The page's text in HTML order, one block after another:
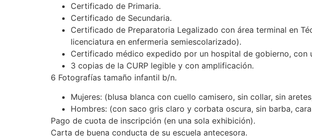
Certificado de Primaria.
Certificado de Secundaria.
Certificado de Preparatoria Legalizado con área terminal en
licenciatura en enfermeria semiescolarizado).
Certificado médico expedido por un hospital de gobierno, con
3 copias de la CURP legible y con amplificación.
6 Fotografías tamaño infantil b/n.
Mujeres: (blusa blanca con cuello camisero, sin collar, sin
Hombres: (con saco gris claro y corbata oscura, sin barba,
Pago de cuota de inscripción (en una sola exhibición).
Carta de buena conducta de su escuela antecesora.